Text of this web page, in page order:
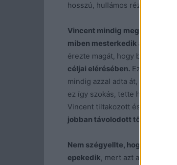
hosszú, hullámos rézvörös
Vincent mindig megtartotta a
miben mesterkedik a nő.
érezte magát, hogy bájait nem
céljai elérésében. Ezért az
mindig azzal adta át, hogy
ez így szokás, tette hozzá
Vincent tiltakozott és kérte,
jobban távolodott tőle az
Nem szégyellte, hogy egy
epekedik, mert azt az öt évet,